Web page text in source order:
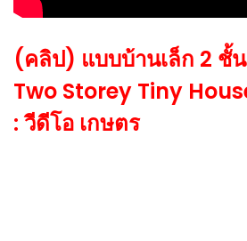
(คลิป) แบบบ้านเล็ก 2 ชั้
Two Storey Tiny
: วีดีโอ เกษตร